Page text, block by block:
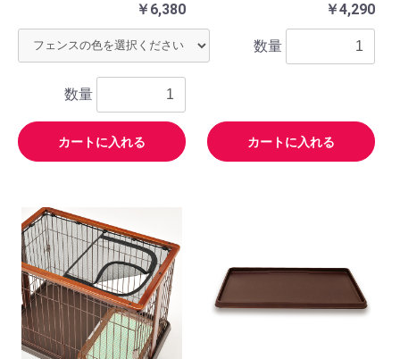
￥6,380
数量
カートに入れる
￥4,290
数量
カートに入れる